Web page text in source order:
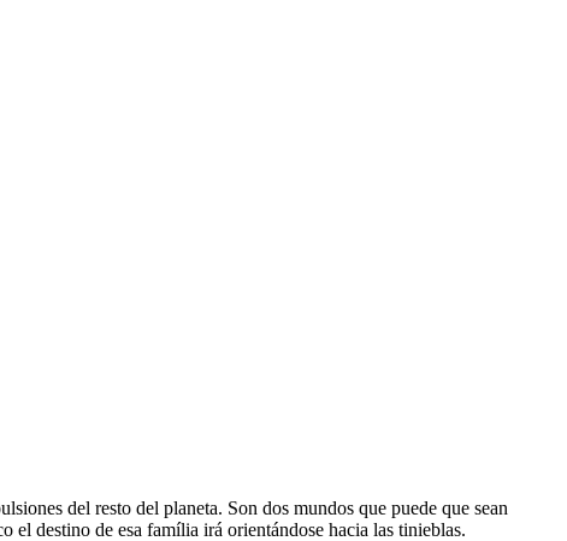
del resto del planeta. Son dos mundos que puede que sean
el destino de esa família irá orientándose hacia las tinieblas.